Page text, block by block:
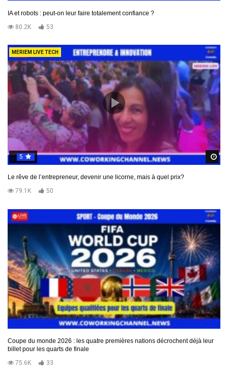
IA et robots : peut-on leur faire totalement confiance ?
80.2K
53
MERIEM LIVE TECH
5
Le rêve de l’entrepreneur, devenir une licorne, mais à quel prix?
79.1K
50
Coupe du monde 2026 : les quatre premières nations décrochent déjà leur
billet pour les quarts de finale
75.6K
33